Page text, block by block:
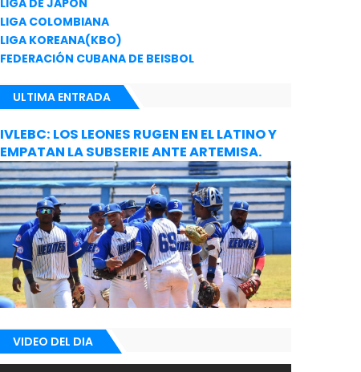
LIGA COLOMBIANA
LIGA KOREANA(KBO)
FEDERACIÓN CUBANA DE BEISBOL
ULTIMA ENTRADA
IVLEBC: LOS LEONES RUGEN EN EL LATINO Y
EMPATAN LA SUBSERIE ANTE ARTEMISA.
VIDEO DEL DIA